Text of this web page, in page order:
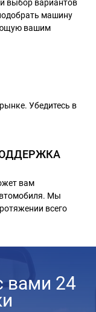
выбор вариантов
машину
вашим
Убедитесь в
вам
Мы
всего
вами 24